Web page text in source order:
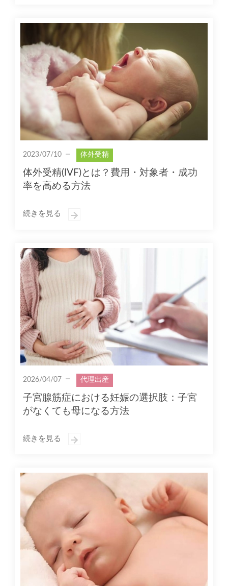
2023/07/10 体外受精
体外受精(IVF)とは？費用・対象者・成功
率を高める方法
続きを見る
2026/04/07 代理出産
子宮腺筋症における妊娠の選択肢：子宮
がなくても母になる方法
続きを見る